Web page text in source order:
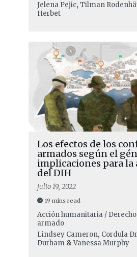
Jelena Pejic, Tilman
Herbet
Los efectos de los
armados según el
implicaciones para la
del DIH
julio 19, 2022
19 mins read
Acción humanitaria /
armado
Lindsey Cameron, Cordula
Durham&Vanessa Murphy